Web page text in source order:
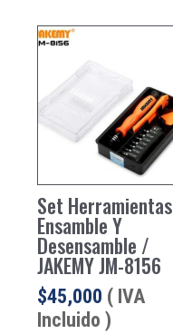
Set Herramientas
Ensamble Y
Desensamble /
JAKEMY JM-8156
$45,000 ( IVA
Incluido )